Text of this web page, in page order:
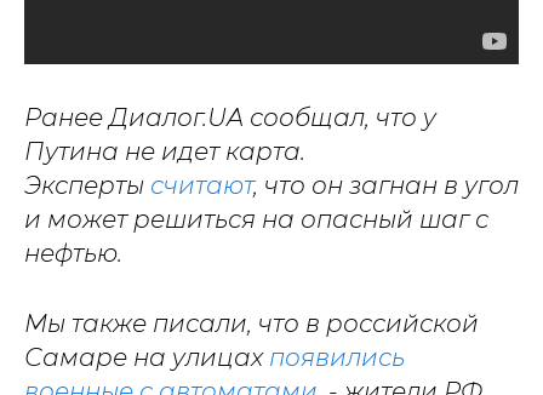
Ранее Диалог.UA сообщал, что у
Путина не идет карта.
Эксперты считают, что он загнан в угол
и может решиться на опасный шаг с
нефтью.
Мы также писали, что в российской
Самаре на улицах появились